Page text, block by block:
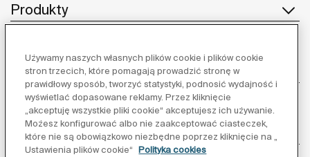
Produkty
Obsługa klienta
O nas
Używamy naszych własnych plików cookie i plików cookie
stron trzecich, które pomagają prowadzić stronę w
prawidłowy sposób, tworzyć statystyki, podnosić wydajność i
wyświetlać dopasowane reklamy. Przez kliknięcie
„akceptuję wszystkie pliki cookie“ akceptujesz ich używanie.
Możesz konfigurować albo nie zaakceptować ciasteczek,
które nie są obowiązkowo niezbędne poprzez kliknięcie na „
Ustawienia plików cookie“
Polityka cookies